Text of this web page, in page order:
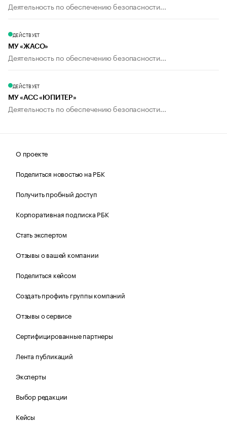
Деятельность по обеспечению безопасности...
ДЕЙСТВУЕТ
МУ «ЖАСО»
Деятельность по обеспечению безопасности...
ДЕЙСТВУЕТ
МУ «АСС «ЮПИТЕР»
Деятельность по обеспечению безопасности...
О проекте
Поделиться новостью на РБК
Получить пробный доступ
Корпоративная подписка РБК
Стать экспертом
Отзывы о вашей компании
Поделиться кейсом
Создать профиль группы компаний
Отзывы о сервисе
Сертифицированные партнеры
Лента публикаций
Эксперты
Выбор редакции
Кейсы